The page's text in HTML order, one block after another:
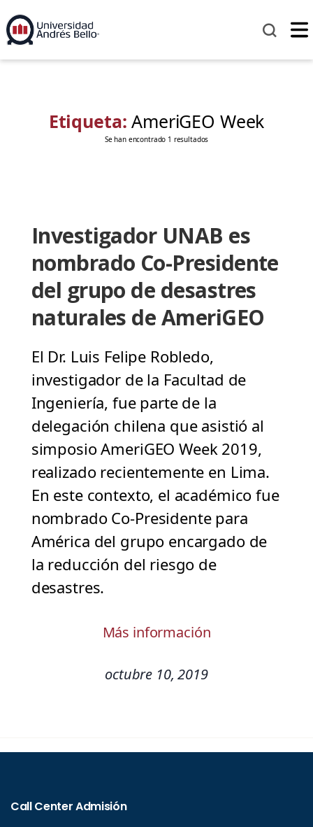
Etiqueta:AmeriGEO Week
Se han encontrado 1 resultados
Investigador UNAB es
nombrado Co-Presidente
del grupo de desastres
naturales de AmeriGEO
El Dr. Luis Felipe Robledo,
investigador de la Facultad de
Ingeniería, fue parte de la
delegación chilena que asistió al
simposio AmeriGEO Week 2019,
realizado recientemente en Lima.
En este contexto, el académico fue
nombrado Co-Presidente para
América del grupo encargado de
la reducción del riesgo de
desastres.
Más información
octubre 10, 2019